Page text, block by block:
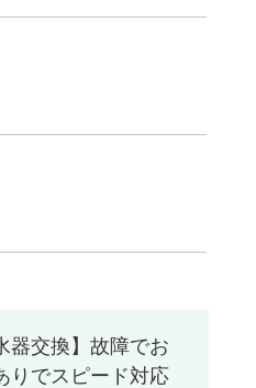
器交換】故障でお
りでスピード対応